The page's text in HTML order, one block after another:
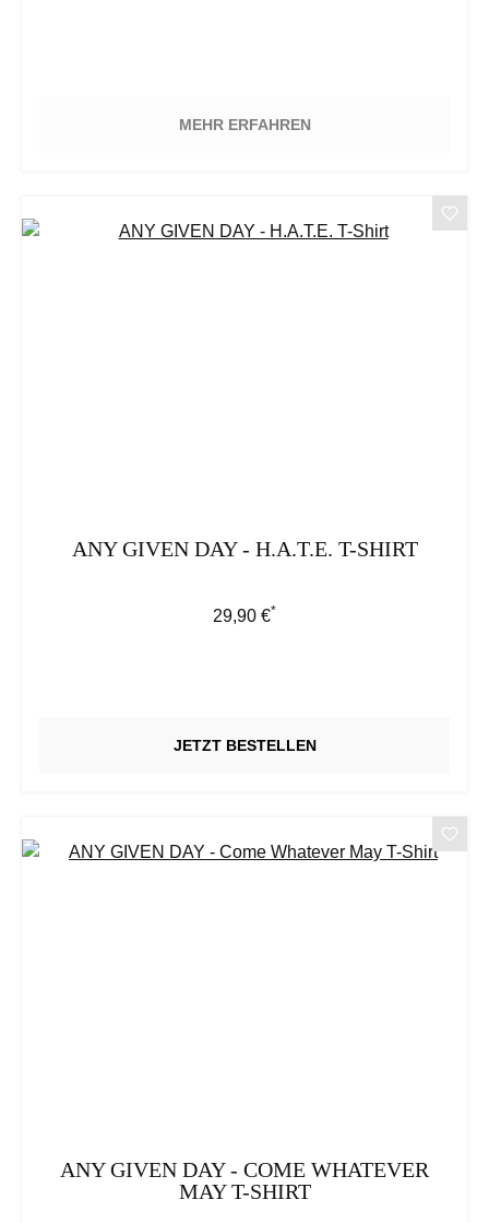
MEHR ERFAHREN
ANY GIVEN DAY - H.A.T.E. T-SHIRT
Regulärer Preis:
29,90 €*
JETZT BESTELLEN
ANY GIVEN DAY - COME WHATEVER
MAY T-SHIRT